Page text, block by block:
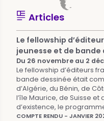
Articles
Le fellowship
jeunesse et de bande
Du 26 novembre au 2
Le fellowship d’éditeurs
bande dessinée était
d’Algérie, du Bénin, de
l’île Maurice, de Suisse et
d’existence, le
COMPTE RENDU - JANVIER